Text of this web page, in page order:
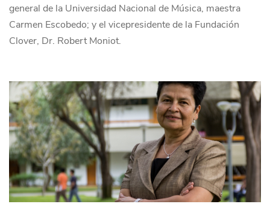
general de la Universidad Nacional de Música, maestra
Carmen Escobedo; y el vicepresidente de la Fundación
Clover, Dr. Robert Moniot.